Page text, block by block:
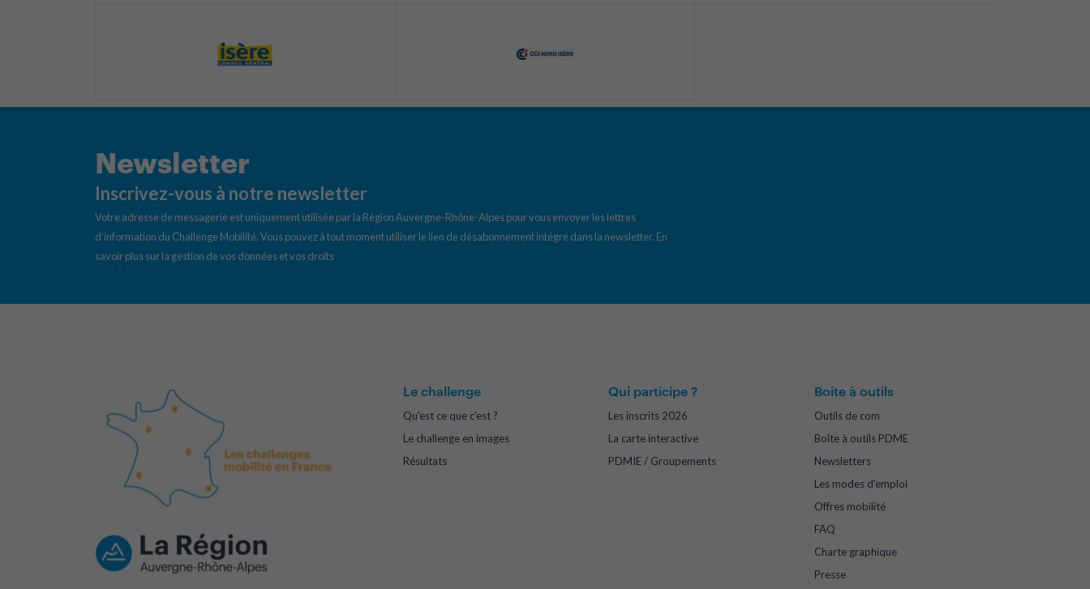
Newsletter
Inscrivez-vous à notre newsletter
Votre adresse de messagerie est uniquement utilisée par la Région Auvergne-Rhône-Alpes pour vous envoyer les lettres
d’information du Challenge Mobilité. Vous pouvez à tout moment utiliser le lien de désabonnement intégré dans la newsletter. En
savoir plus sur la gestion de vos données et vos droits
Le challenge
Qu'est ce que c'est ?
Le challenge en images
Résultats
Qui participe ?
Les inscrits 2026
La carte interactive
PDMIE / Groupements
Boite à outils
Outils de com
Boîte à outils PDME
Newsletters
Les modes d'emploi
Offres mobilité
FAQ
Charte graphique
Presse